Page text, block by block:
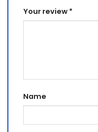
Your review *
Name